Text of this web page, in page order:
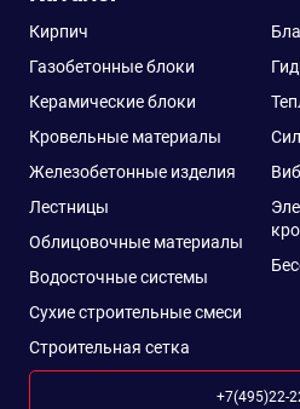
Кирпич
Газобетонные блоки
Керамические блоки
Кровельные материалы
Железобетонные изделия
Лестницы
Облицовочные материалы
Водосточные системы
Сухие строительные смеси
Строительная сетка
+7(495)22-